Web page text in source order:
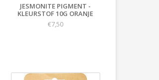
JESMONITE PIGMENT -
KLEURSTOF 10G ORANJE
€7,50